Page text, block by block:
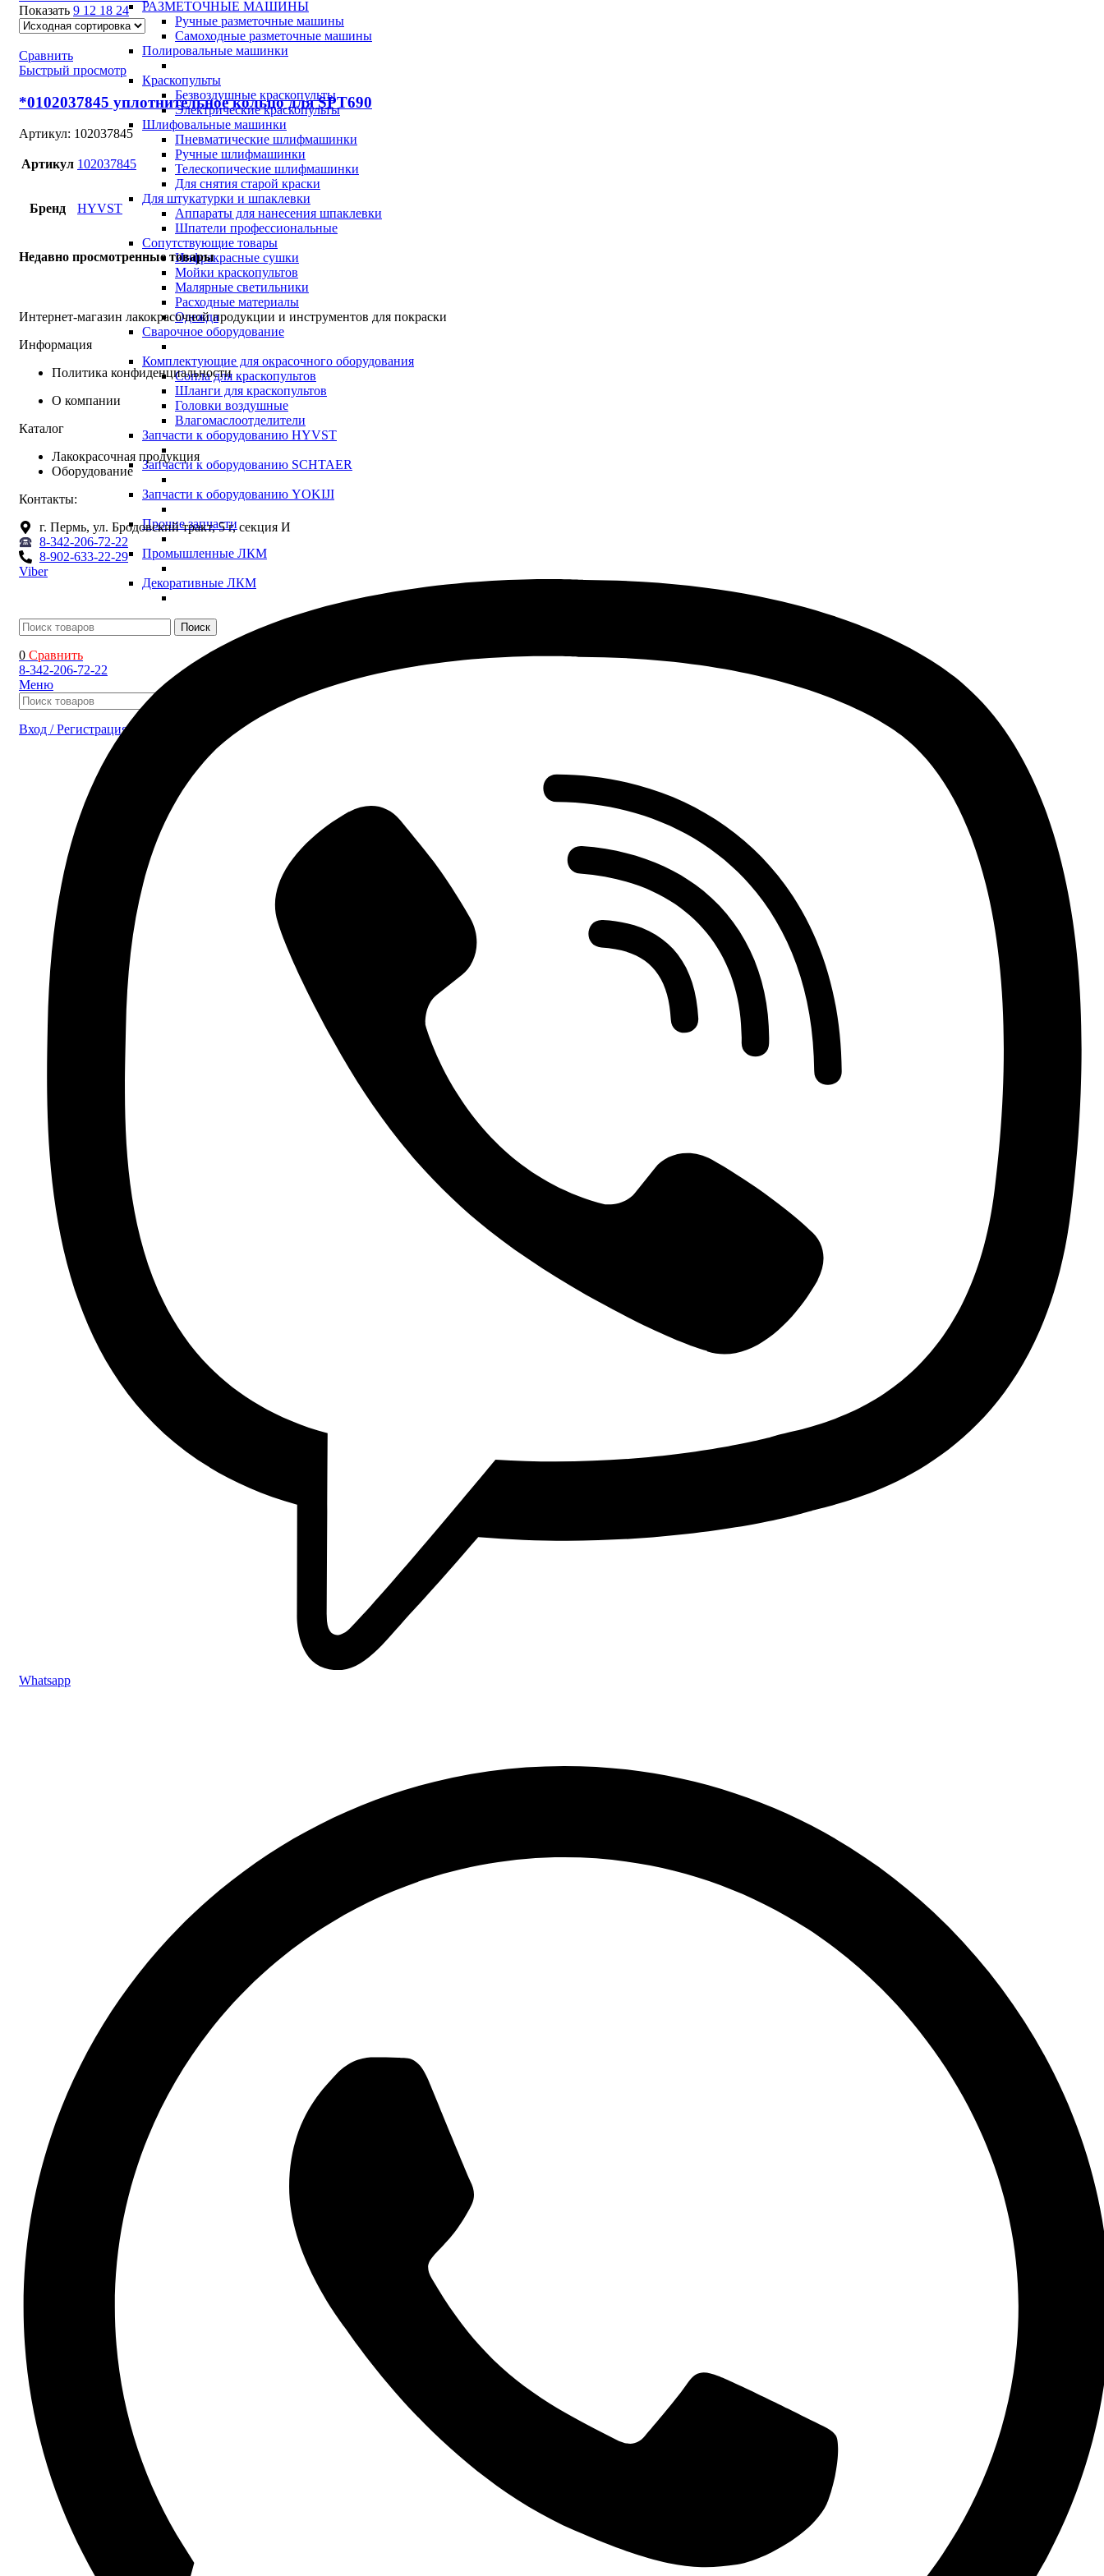
РАЗМЕТОЧНЫЕ МАШИНЫ
Ручные разметочные машины
Самоходные разметочные машины
Полировальные машинки
Краскопульты
Безвоздушные краскопульты
Электрические краскопульты
Шлифовальные машинки
Пневматические шлифмашинки
Ручные шлифмашинки
Телескопические шлифмашинки
Для снятия старой краски
Для штукатурки и шпаклевки
Аппараты для нанесения шпаклевки
Шпатели профессиональные
Сопутствующие товары
Инфракрасные сушки
Мойки краскопультов
Малярные светильники
Расходные материалы
Одежда
Сварочное оборудование
Комплектующие для окрасочного оборудования
Сопла для краскопультов
Шланги для краскопультов
Головки воздушные
Влагомаслоотделители
Запчасти к оборудованию HYVST
Запчасти к оборудованию SCHTAER
Запчасти к оборудованию YOKIJI
Прочие запчасти
Промышленные ЛКМ
Декоративные ЛКМ
Поиск
0 Сравнить
8-342-206-72-22
Меню
Вход / Регистрация
Показать 9 12 18 24
Сравнить
Быстрый просмотр
*0102037845 уплотнительное кольцо для SPT690
Артикул: 102037845
Артикул 102037845
Бренд HYVST
Недавно просмотренные товары
Интернет-магазин лакокрасочной продукции и инструментов для покраски
Информация
Политика конфиденциальности
О компании
Каталог
Лакокрасочная продукция
Оборудование
Контакты:
г. Пермь, ул. Бродовский тракт, 5 г, секция И
8-342-206-72-22
8-902-633-22-29
Viber
Whatsapp